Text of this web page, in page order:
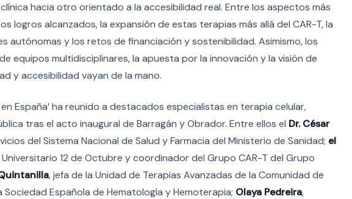
hacia otro orientado a la accesibilidad real. Entre los aspectos más
logros alcanzados, la expansión de estas terapias más allá del CAR-T, la
autónomas y los retos de financiación y sostenibilidad. Asimismo, los
equipos multidisciplinares, la apuesta por la innovación y la visión de
y accesibilidad vayan de la mano.
España’ ha reunido a destacados especialistas en terapia celular,
tras el acto inaugural de Barragán y Obrador. Entre ellos el Dr. César
del Sistema Nacional de Salud y Farmacia del Ministerio de Sanidad; el
12 de Octubre y coordinador del Grupo CAR-T del Grupo
, jefa de la Unidad de Terapias Avanzadas de la Comunidad de
Sociedad Española de Hematología y Hemoterapia; Olaya Pedreira,